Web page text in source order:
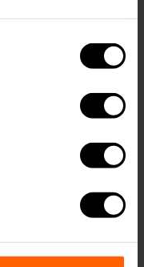
voor je zijn